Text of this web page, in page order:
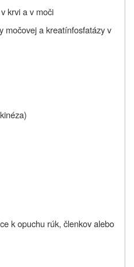
krvi a v moči
močovej a kreatínfosfatázy v
k opuchu rúk, členkov alebo